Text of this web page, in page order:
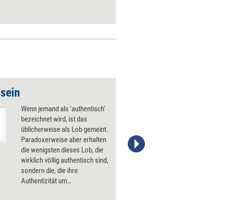
Wenn jemand als 'authentisch'
bezeichnet wird, ist das
üblicherweise als Lob gemeint.
Paradoxerweise aber erhalten
die wenigsten dieses Lob, die
wirklich völlig authentisch sind,
sondern die, die ihre
Authentizität um
Stefanie Diers,© www.trainerkoffer.de